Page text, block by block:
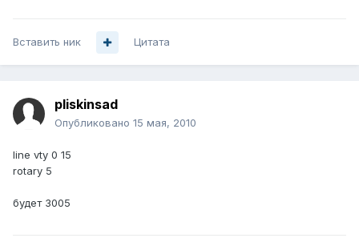
Вставить ник Цитата
pliskinsad
Опубликовано 15 мая, 2010
line vty 0 15
rotary 5
будет 3005